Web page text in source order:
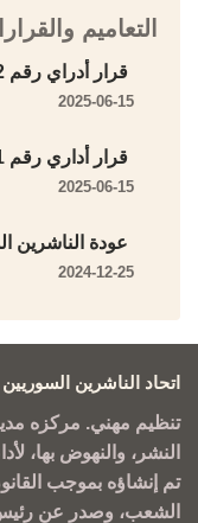
التعاميم
قرار أدراي رقم 2
2025-06-15
قرار أداري رقم 1
2025-06-15
عودة الناشرين
2024-12-25
اتحاد الناشرين السوريين
تنظيم مهني. مركزه
النشر، والنهوض بها،
الشعب، وصدر عن رئيس